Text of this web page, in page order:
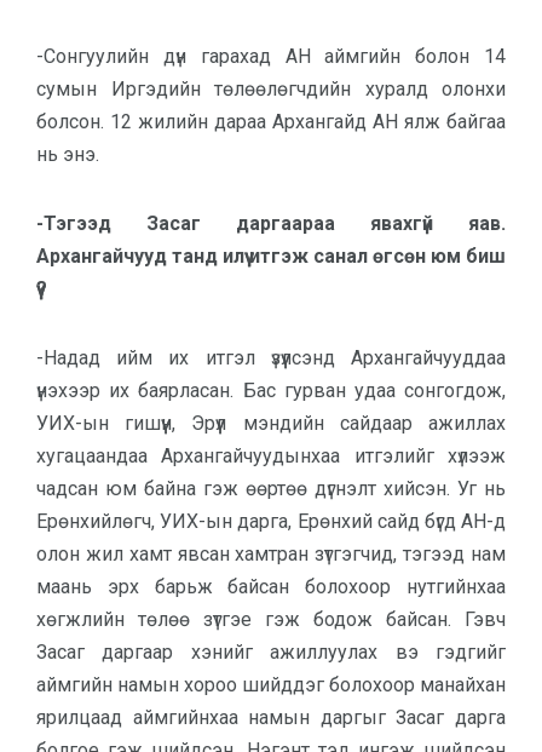
-Сонгуулийн дүн гарахад АН аймгийн болон 14
сумын Иргэдийн төлөөлөгчдийн хуралд олонхи
болсон. 12 жилийн дараа Архангайд АН ялж байгаа
нь энэ.
-Тэгээд Засаг даргаараа явахгүй яав.
Архангайчууд танд илүү итгэж санал өгсөн юм биш
үү?
-Надад ийм их итгэл үзүүлсэнд Архангайчууддаа
үнэхээр их баярласан. Бас гурван удаа сонгогдож,
УИХ-ын гишүүн, Эрүүл мэндийн сайдаар ажиллах
хугацаандаа Архангайчуудынхаа итгэлийг хүлээж
чадсан юм байна гэж өөртөө дүгнэлт хийсэн. Уг нь
Ерөнхийлөгч, УИХ-ын дарга, Ерөнхий сайд бүгд АН-д
олон жил хамт явсан хамтран зүтгэгчид, тэгээд нам
маань эрх барьж байсан болохоор нутгийнхаа
хөгжлийн төлөө зүтгэе гэж бодож байсан. Гэвч
Засаг даргаар хэнийг ажиллуулах вэ гэдгийг
аймгийн намын хороо шийддэг болохоор манайхан
ярилцаад аймгийнхаа намын даргыг Засаг дарга